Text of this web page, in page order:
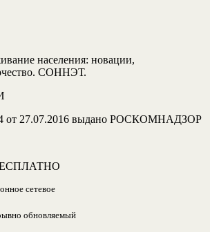
населения: новации,
СОННЭТ.
от 27.07.2016 выдано РОСКОМНАДЗОР
БЕСПЛАТНО
сетевое
обновляемый